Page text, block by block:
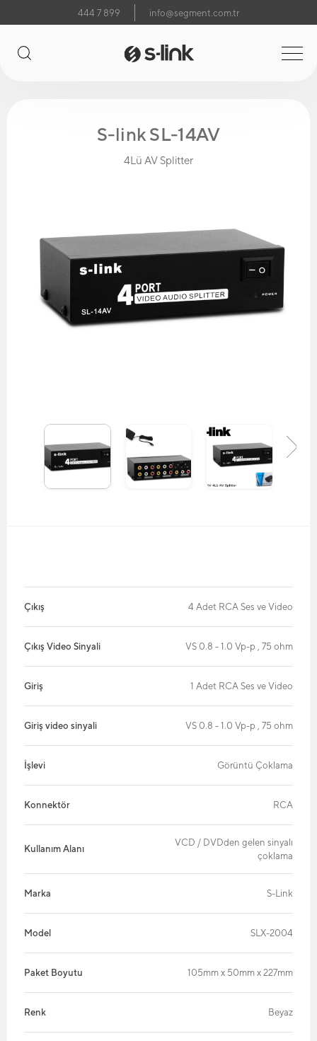
444 7 899 info@segment.com.tr
S-link SL-14AV
4Lü AV Splitter
Çıkış 4 Adet RCA Ses ve Video
Çıkış Video Sinyali VS 0.8 - 1.0 Vp-p , 75 ohm
Giriş 1 Adet RCA Ses ve Video
Giriş video sinyali VS 0.8 - 1.0 Vp-p , 75 ohm
İşlevi Görüntü Çoklama
Konnektör RCA
Kullanım Alanı
VCD / DVDden gelen sinyalı
çoklama
Marka S-Link
Model SLX-2004
Paket Boyutu 105mm x 50mm x 227mm
Renk Beyaz